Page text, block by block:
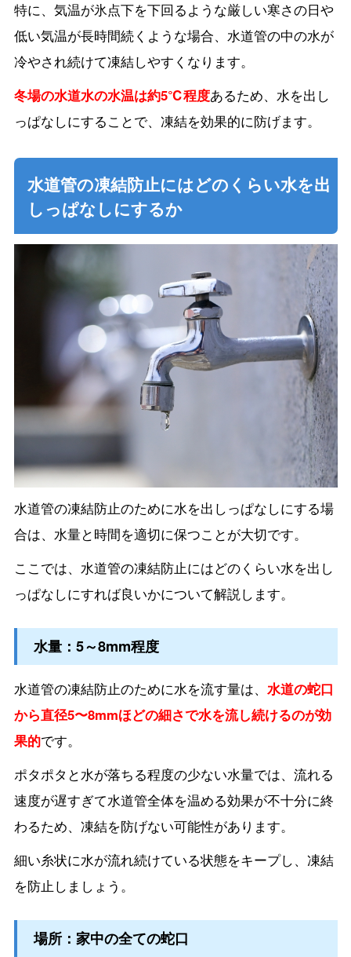
特に、気温が氷点下を下回るような厳しい寒さの日や
低い気温が長時間続くような場合、水道管の中の水が
冷やされ続けて凍結しやすくなります。
冬場の水道水の水温は約5℃程度あるため、水を出し
っぱなしにすることで、凍結を効果的に防げます。
水道管の凍結防止にはどのくらい水を出
しっぱなしにするか
水道管の凍結防止のために水を出しっぱなしにする場
合は、水量と時間を適切に保つことが大切です。
ここでは、水道管の凍結防止にはどのくらい水を出し
っぱなしにすれば良いかについて解説します。
水量：5～8mm程度
水道管の凍結防止のために水を流す量は、 水道の蛇口
から直径5〜8mmほどの細さで水を流し続けるのが効
果的です。
ポタポタと水が落ちる程度の少ない水量では、流れる
速度が遅すぎて水道管全体を温める効果が不十分に終
わるため、凍結を防げない可能性があります。
細い糸状に水が流れ続けている状態をキープし、凍結
を防止しましょう。
場所：家中の全ての蛇口